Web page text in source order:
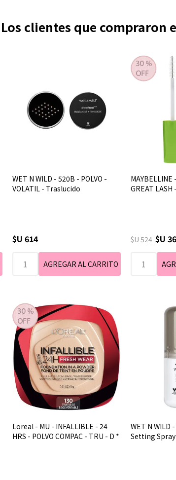
Los clientes que
WET N WILD - 520B - POLVO -
VOLATIL - Traslucido
$U 614
MAYBELLINE
GREAT LASH
$U 524 $U
Loreal - MU - INFALLIBLE - 24
HRS - POLVO COMPAC - TRU - D *
WET N WILD
Setting